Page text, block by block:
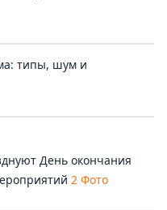
типы, шум и
День окончания
2 Фото